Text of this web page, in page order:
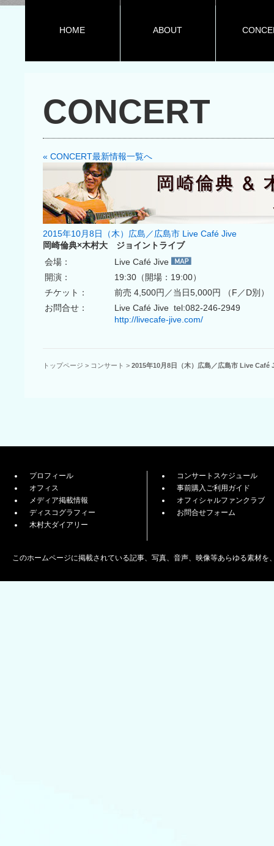
HOME ABOUT
CONCERT
« CONCERT最新情報一覧へ
2015年10月8日（木）広島／広島市 Live Café Jive
岡崎倫典×木村大 ジョイントライブ
会場：
Live Café Jive
開演：
19:30（開場：19:00）
チケット：
前売 4,500円／当日5,000円 （F／D別）
お問合せ：
Live Café Jive tel:082-246-2949
http://livecafe-jive.com/
トップページ > コンサート > 2015年10月8日（木）広島／広島市 Live Café
プロフィール
オフィス
メディア掲載情報
ディスコグラフィー
木村大ダイアリー
コンサートスケジュール
事前購入ご利用ガイド
オフィシャルファンクラブ
お問合せフォーム
このホームページに掲載されている記事、写真、音声、映像等あらゆる素材